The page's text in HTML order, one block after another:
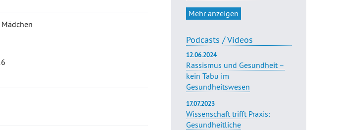
Mehr anzeigen
Podcasts / Videos
12.06.2024
Rassismus und Gesundheit –
kein Tabu im
Gesundheitswesen
17.07.2023
Wissenschaft trifft Praxis:
Gesundheitliche